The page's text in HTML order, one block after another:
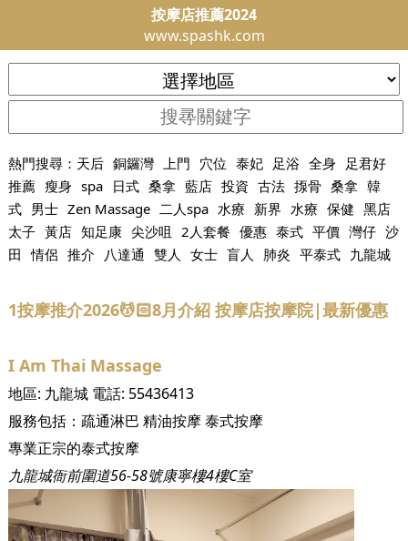
按摩店推薦2024
www.spashk.com
熱門搜尋： 天后 銅鑼灣 上門 穴位 泰妃 足浴 全身
足君好
推薦 瘦身 spa 日式 桑拿 藍店 投資 古法 揼骨 桑拿 韓
式 男士 Zen Massage 二人spa 水療 新界 水療 保健 黑店
太子 黃店 知足康 尖沙咀 2人套餐 優惠 泰式 平價 灣仔 沙
田 情侶 推介 八達通 雙人 女士 盲人 肺炎 平泰式 九龍城
1按摩推介2026💆🏻8月介紹 按摩店按摩院|最新優惠
I Am Thai Massage
地區: 九龍城電話: 55436413
服務包括： 疏通淋巴 精油按摩泰式按摩
專業正宗的泰式按摩
九龍城衙前圍道56-58號康寧樓4樓C室